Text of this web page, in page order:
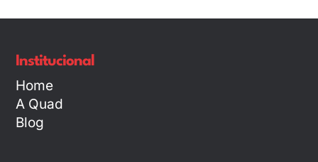
Institucional
Home
A Quad
Blog